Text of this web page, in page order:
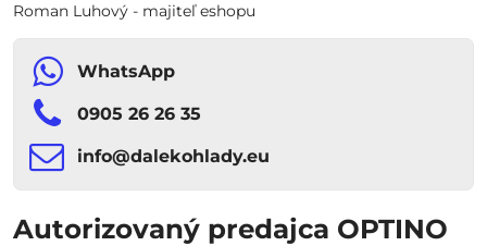
Roman Luhový - majiteľ eshopu
WhatsApp
0905 26 26 35
info​​@dalekohlady​​.eu
Autorizovaný predajca OPTINO